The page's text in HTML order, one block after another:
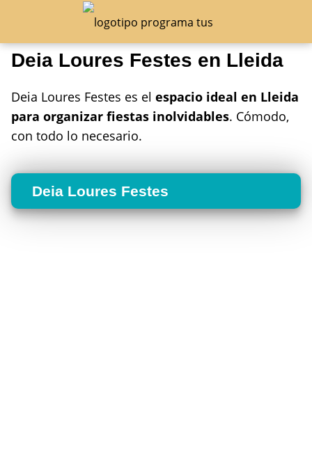
Deia Loures Festes en Lleida
Deia Loures Festes es el espacio ideal en Lleida
para organizar fiestas inolvidables. Cómodo,
con todo lo necesario.
Deia Loures Festes